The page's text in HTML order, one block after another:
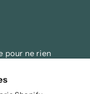
pour ne rien